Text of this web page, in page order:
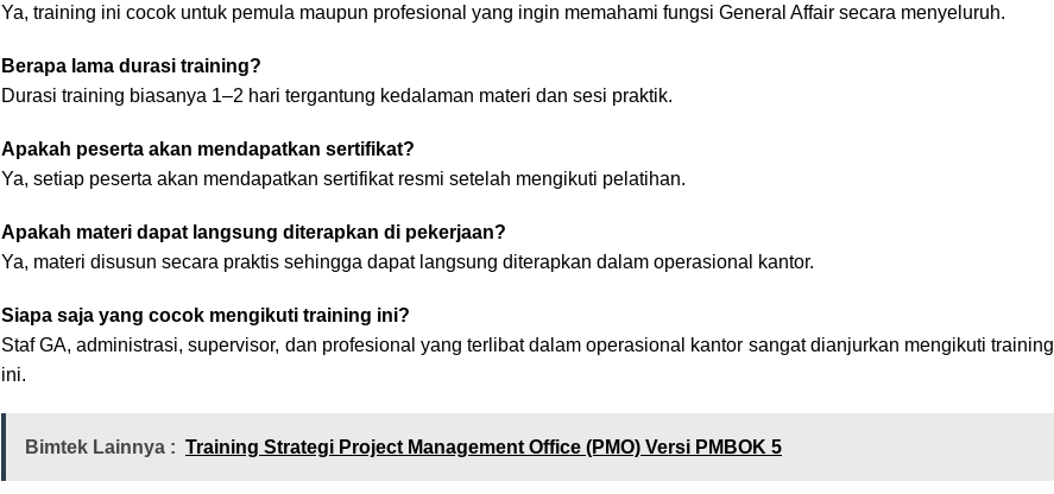
Ya, training ini cocok untuk pemula maupun profesional yang ingin memahami fungsi General Affair secara menyeluruh.
Berapa lama durasi training?
Durasi training biasanya 1–2 hari tergantung kedalaman materi dan sesi praktik.
Apakah peserta akan mendapatkan sertifikat?
Ya, setiap peserta akan mendapatkan sertifikat resmi setelah mengikuti pelatihan.
Apakah materi dapat langsung diterapkan di pekerjaan?
Ya, materi disusun secara praktis sehingga dapat langsung diterapkan dalam operasional kantor.
Siapa saja yang cocok mengikuti training ini?
Staf GA, administrasi, supervisor, dan profesional yang terlibat dalam operasional kantor sangat dianjurkan mengikuti training
ini.
Bimtek Lainnya : Training Strategi Project Management Office (PMO) Versi PMBOK 5